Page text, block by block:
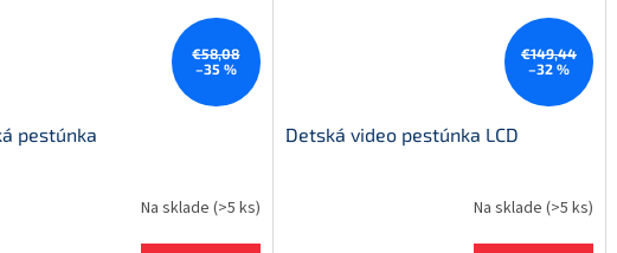
€58,08
–35 %
pestúnka
Na sklade (>5 ks)
€149,44
–32 %
Detská video pestúnka LCD
Na sklade (>5 ks)